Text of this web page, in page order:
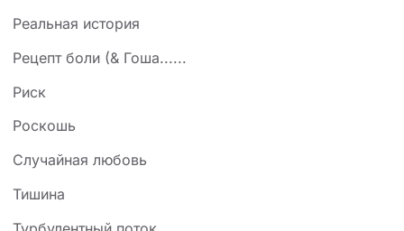
Реальная история
Рецепт боли (& Гоша......
Риск
Роскошь
Случайная любовь
Тишина